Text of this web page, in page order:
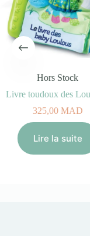
Hors Stock
325,00MAD
Lire la suite